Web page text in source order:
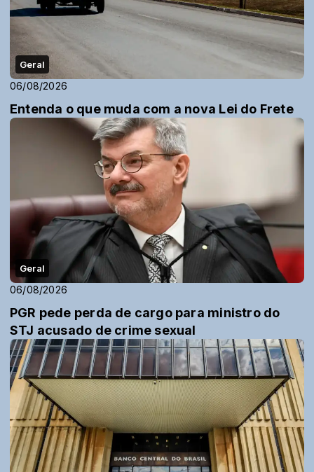
Geral
06/08/2026
Entenda o que muda com a nova Lei do Frete
Geral
06/08/2026
PGR pede perda de cargo para ministro do
STJ acusado de crime sexual